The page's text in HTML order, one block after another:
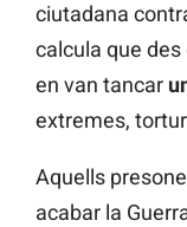
ciutadana
calcula que
en van tancar
extremes,
Aquells
acabar la